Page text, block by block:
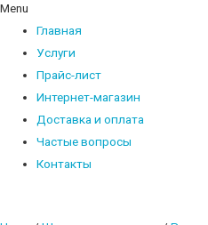
Menu
Главная
Услуги
Прайс-лист
Интернет-магазин
Доставка и оплата
Частые вопросы
Контакты